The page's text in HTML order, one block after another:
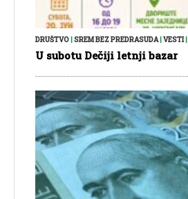
DRUŠTVO|SREM BEZ PREDRASUDA|VESTI|
U subotu Dečiji letnji bazar